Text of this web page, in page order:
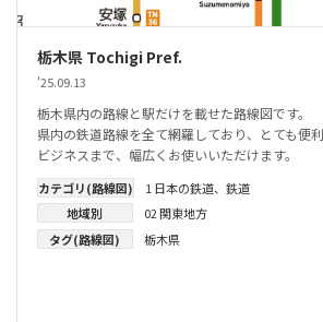
栃木県 Tochigi Pref.
'25.09.13
栃木県内の路線と駅だけを載せた路線図です。
県内の鉄道路線を全て網羅しており、とても便
ビジネスまで、幅広くお使いいただけます。
カテゴリ(路線図) 1 日本の鉄道、 鉄道
地域別
02 関東地方
タグ(路線図)
栃木県